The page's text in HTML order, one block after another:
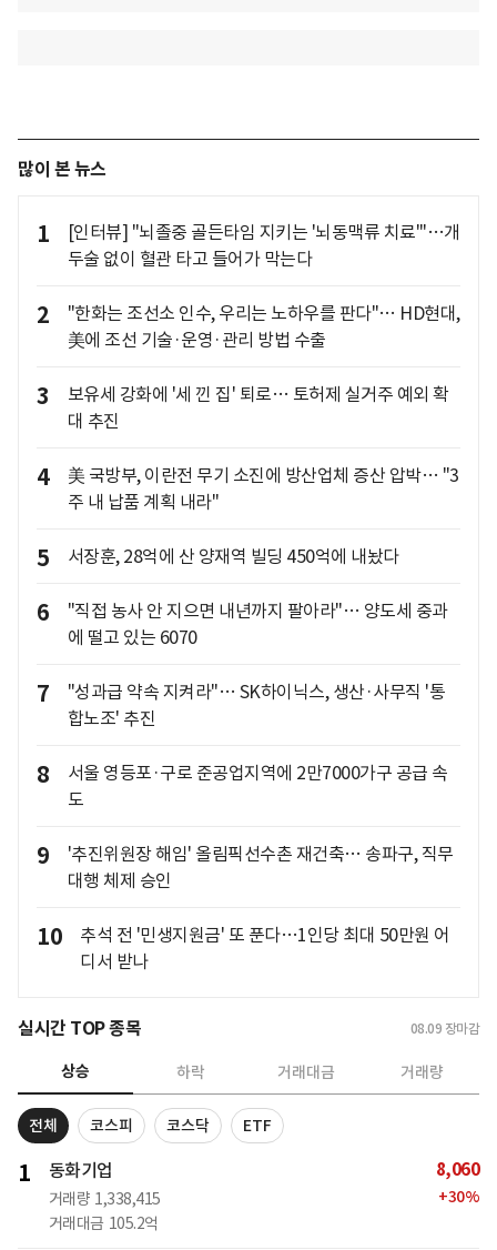
많이 본 뉴스
1
[인터뷰] "뇌졸중 골든타임 지키는 '뇌동맥류 치료'"…개
두술 없이 혈관 타고 들어가 막는다
2
"한화는 조선소 인수, 우리는 노하우를 판다"… HD현대,
美에 조선 기술·운영·관리 방법 수출
3
보유세 강화에 '세 낀 집' 퇴로… 토허제 실거주 예외 확
대 추진
4
美 국방부, 이란전 무기 소진에 방산업체 증산 압박… "3
주 내 납품 계획 내라"
5 서장훈, 28억에 산 양재역 빌딩 450억에 내놨다
6
"직접 농사 안 지으면 내년까지 팔아라"… 양도세 중과
에 떨고 있는 6070
7
"성과급 약속 지켜라"… SK하이닉스, 생산·사무직 '통
합노조' 추진
8
서울 영등포·구로 준공업지역에 2만7000가구 공급 속
도
9
'추진위원장 해임' 올림픽선수촌 재건축… 송파구, 직무
대행 체제 승인
10
추석 전 '민생지원금' 또 푼다…1인당 최대 50만원 어
디서 받나
실시간 TOP 종목 08.09 장마감
상승 하락 거래대금 거래량
전체 코스피 코스닥 ETF
1 동화기업
거래량 1,338,415
거래대금 105.2억
8,060
+30%